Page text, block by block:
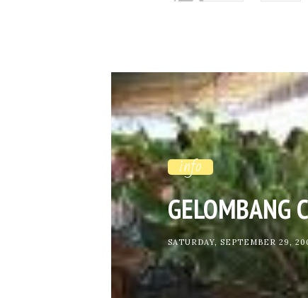
info
GELOMBANG
SATURDAY, SEPTEMBER 29,